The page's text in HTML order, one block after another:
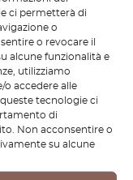
ci permetterà di
o
o revocare il
alcune funzionalità e
utilizziamo
accedere alle
tecnologie ci
di
Non acconsentire o
su alcune